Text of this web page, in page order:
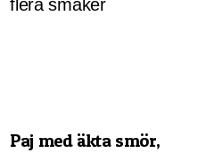
Paj med äkta smör,